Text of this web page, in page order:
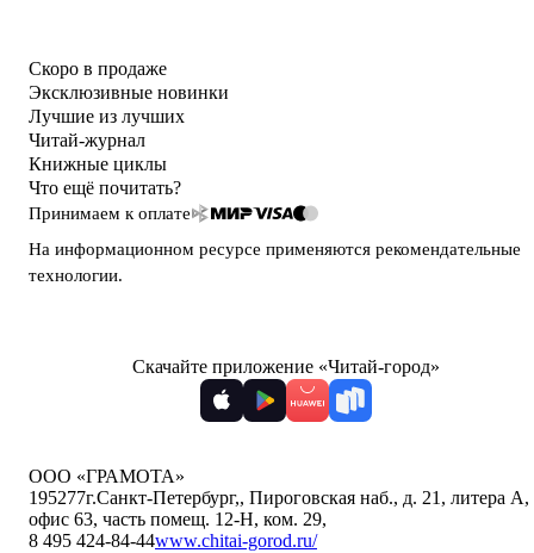
Скоро в продаже
Эксклюзивные новинки
Лучшие из лучших
Читай-журнал
Книжные циклы
Что ещё почитать?
Принимаем к оплате
На информационном ресурсе применяются рекомендательные
технологии.
Скачайте приложение «Читай-город»
ООО «ГРАМОТА»
195277г.Санкт-Петербург,, Пироговская наб., д. 21, литера А,
офис 63, часть помещ. 12-Н, ком. 29,
8 495 424-84-44www.chitai-gorod.ru/